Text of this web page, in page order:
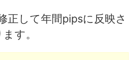
正して年間pipsに反映さ
す。